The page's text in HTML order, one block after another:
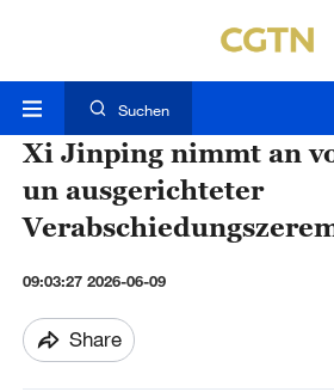
Suchen
Xi Jinping nimmt an
un ausgerichteter
09:03:27 2026-06-09
Share